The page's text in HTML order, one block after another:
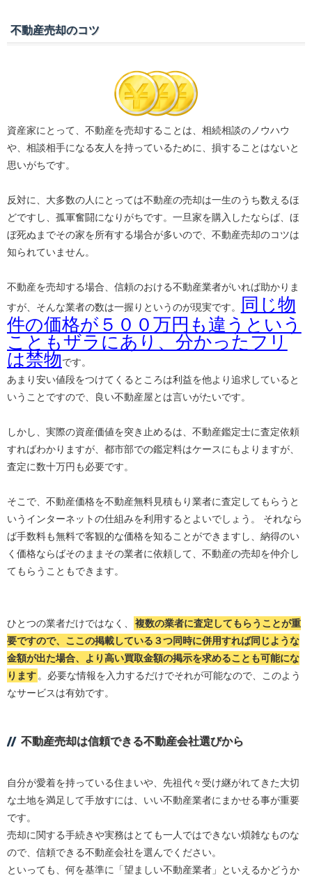
不動産売却のコツ
資産家にとって、不動産を売却することは、相続相談のノウハウ
や、相談相手になる友人を持っているために、損することはないと
思いがちです。
反対に、大多数の人にとっては不動産の売却は一生のうち数えるほ
どですし、孤軍奮闘になりがちです。一旦家を購入したならば、ほ
ぼ死ぬまでその家を所有する場合が多いので、不動産売却のコツは
知られていません。
不動産を売却する場合、信頼のおける不動産業者がいれば助かりま
すが、そんな業者の数は一握りというのが現実です。
同じ物
件の価格が５００万円も違うという
こともザラにあり、分かったフリ
は禁物です。
あまり安い値段をつけてくるところは利益を他より追求していると
いうことですので、良い不動産屋とは言いがたいです。
しかし、実際の資産価値を突き止めるは、不動産鑑定士に査定依頼
すればわかりますが、都市部での鑑定料はケースにもよりますが、
査定に数十万円も必要です。
そこで、不動産価格を不動産無料見積もり業者に査定してもらうと
いうインターネットの仕組みを利用するとよいでしょう。 それなら
ば手数料も無料で客観的な価格を知ることができますし、納得のい
く価格ならばそのままその業者に依頼して、不動産の売却を仲介し
てもらうこともできます。
ひとつの業者だけではなく、
複数の業者に査定してもらうことが重
要ですので、ここの掲載している３つ同時に併用すれば同じような
金額が出た場合、より高い買取金額の掲示を求めることも可能にな
ります 。必要な情報を入力するだけでそれが可能なので、このよう
なサービスは有効です。
不動産売却は信頼できる不動産会社選びから
自分が愛着を持っている住まいや、先祖代々受け継がれてきた大切
な土地を満足して手放すには、いい不動産業者にまかせる事が重要
です。
売却に関する手続きや実務はとても一人ではできない煩雑なものな
ので、信頼できる不動産会社を選んでください。
といっても、何を基準に「望ましい不動産業者」といえるかどうか